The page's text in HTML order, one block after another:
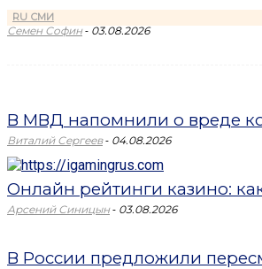
RU СМИ
Семен Софин - 03.08.2026
В МВД напомнили о вреде
Виталий Сергеев - 04.08.2026
Онлайн рейтинги казино:
Арсений Синицын - 03.08.2026
В России предложили